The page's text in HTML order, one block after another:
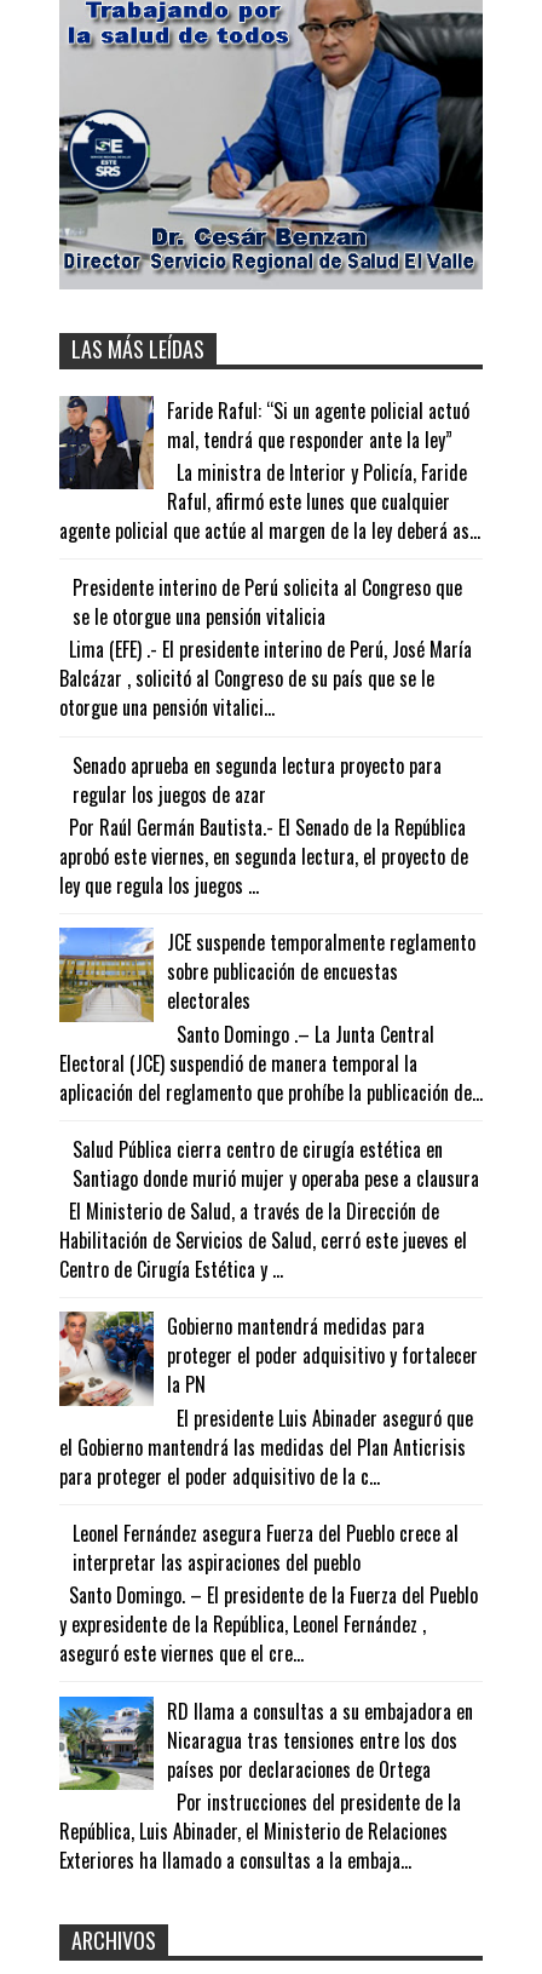
LAS MÁS LEÍDAS
Faride Raful: “Si un agente policial actuó
mal, tendrá que responder ante la ley”
La ministra de Interior y Policía, Faride
Raful, afirmó este lunes que cualquier
agente policial que actúe al margen de la ley deberá as...
Presidente interino de Perú solicita al Congreso que
se le otorgue una pensión vitalicia
Lima (EFE) .- El presidente interino de Perú, José María
Balcázar , solicitó al Congreso de su país que se le
otorgue una pensión vitalici...
Senado aprueba en segunda lectura proyecto para
regular los juegos de azar
Por Raúl Germán Bautista.- El Senado de la República
aprobó este viernes, en segunda lectura, el proyecto de
ley que regula los juegos ...
JCE suspende temporalmente reglamento
sobre publicación de encuestas
electorales
Santo Domingo .– La Junta Central
Electoral (JCE) suspendió de manera temporal la
aplicación del reglamento que prohíbe la publicación de...
Salud Pública cierra centro de cirugía estética en
Santiago donde murió mujer y operaba pese a clausura
El Ministerio de Salud, a través de la Dirección de
Habilitación de Servicios de Salud, cerró este jueves el
Centro de Cirugía Estética y ...
Gobierno mantendrá medidas para
proteger el poder adquisitivo y fortalecer
la PN
El presidente Luis Abinader aseguró que
el Gobierno mantendrá las medidas del Plan Anticrisis
para proteger el poder adquisitivo de la c...
Leonel Fernández asegura Fuerza del Pueblo crece al
interpretar las aspiraciones del pueblo
Santo Domingo. – El presidente de la Fuerza del Pueblo
y expresidente de la República, Leonel Fernández ,
aseguró este viernes que el cre...
RD llama a consultas a su embajadora en
Nicaragua tras tensiones entre los dos
países por declaraciones de Ortega
Por instrucciones del presidente de la
República, Luis Abinader, el Ministerio de Relaciones
Exteriores ha llamado a consultas a la embaja...
ARCHIVOS